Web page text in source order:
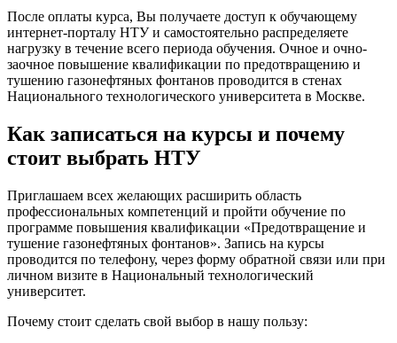
После оплаты курса, Вы получаете доступ к обучающему
интернет-порталу НТУ и самостоятельно распределяете
нагрузку в течение всего периода обучения. Очное и очно-
заочное повышение квалификации по предотвращению и
тушению газонефтяных фонтанов проводится в стенах
Национального технологического университета в Москве.
Как записаться на курсы и почему
стоит выбрать НТУ
Приглашаем всех желающих расширить область
профессиональных компетенций и пройти обучение по
программе повышения квалификации «Предотвращение и
тушение газонефтяных фонтанов». Запись на курсы
проводится по телефону, через форму обратной связи или при
личном визите в Национальный технологический
университет.
Почему стоит сделать свой выбор в нашу пользу: